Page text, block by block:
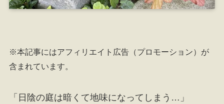
※本記事にはアフィリエイト広告（プロモーション）が
含まれています。
「日陰の庭は暗くて地味になってしまう…」